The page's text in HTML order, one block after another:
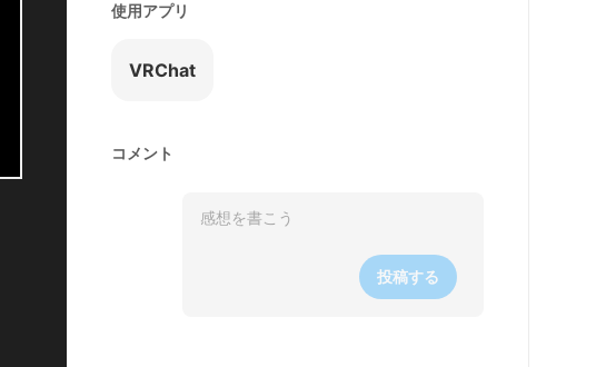
使用アプリ
VRChat
コメント
投稿する